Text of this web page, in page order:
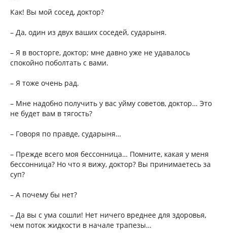
Как! Вы мой сосед, доктор?
– Да, один из двух ваших соседей, сударыня.
– Я в восторге, доктор; мне давно уже не удавалось
спокойно поболтать с вами.
– Я тоже очень рад.
– Мне надобно получить у вас уйму советов, доктор… Это
не будет вам в тягость?
– Говоря по правде, сударыня…
– Прежде всего моя бессонница… Помните, какая у меня
бессонница? Но что я вижу, доктор? Вы принимаетесь за
суп?
– А почему бы нет?
– Да вы с ума сошли! Нет ничего вреднее для здоровья,
чем поток жидкости в начале трапезы…